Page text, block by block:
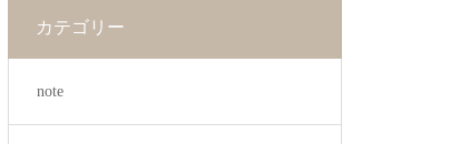
カテゴリー
note